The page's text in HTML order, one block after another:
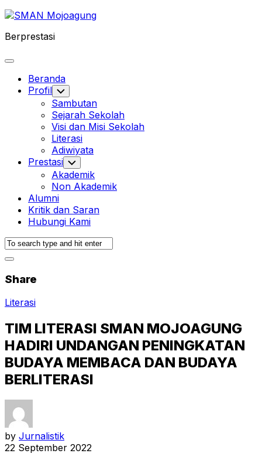
Skip
content
Berprestasi
Expand
Beranda
Profil Toggle
Child
Menu
Sambutan
Sejarah Sekolah
Visi dan Misi Sekolah
Current
Page
Parent
Literasi
Adiwiyata
Prestasi Toggle
Child
Menu
Akademik
Non Akademik
Alumni
Kritik dan Saran
Hubungi Kami
Share
Literasi
TIM LITERASI SMAN MOJOAGUNG
HADIRI UNDANGAN PENINGKATAN
BUDAYA MEMBACA DAN BUDAYA
BERLITERASI
by Jurnalistik
22 September 2022